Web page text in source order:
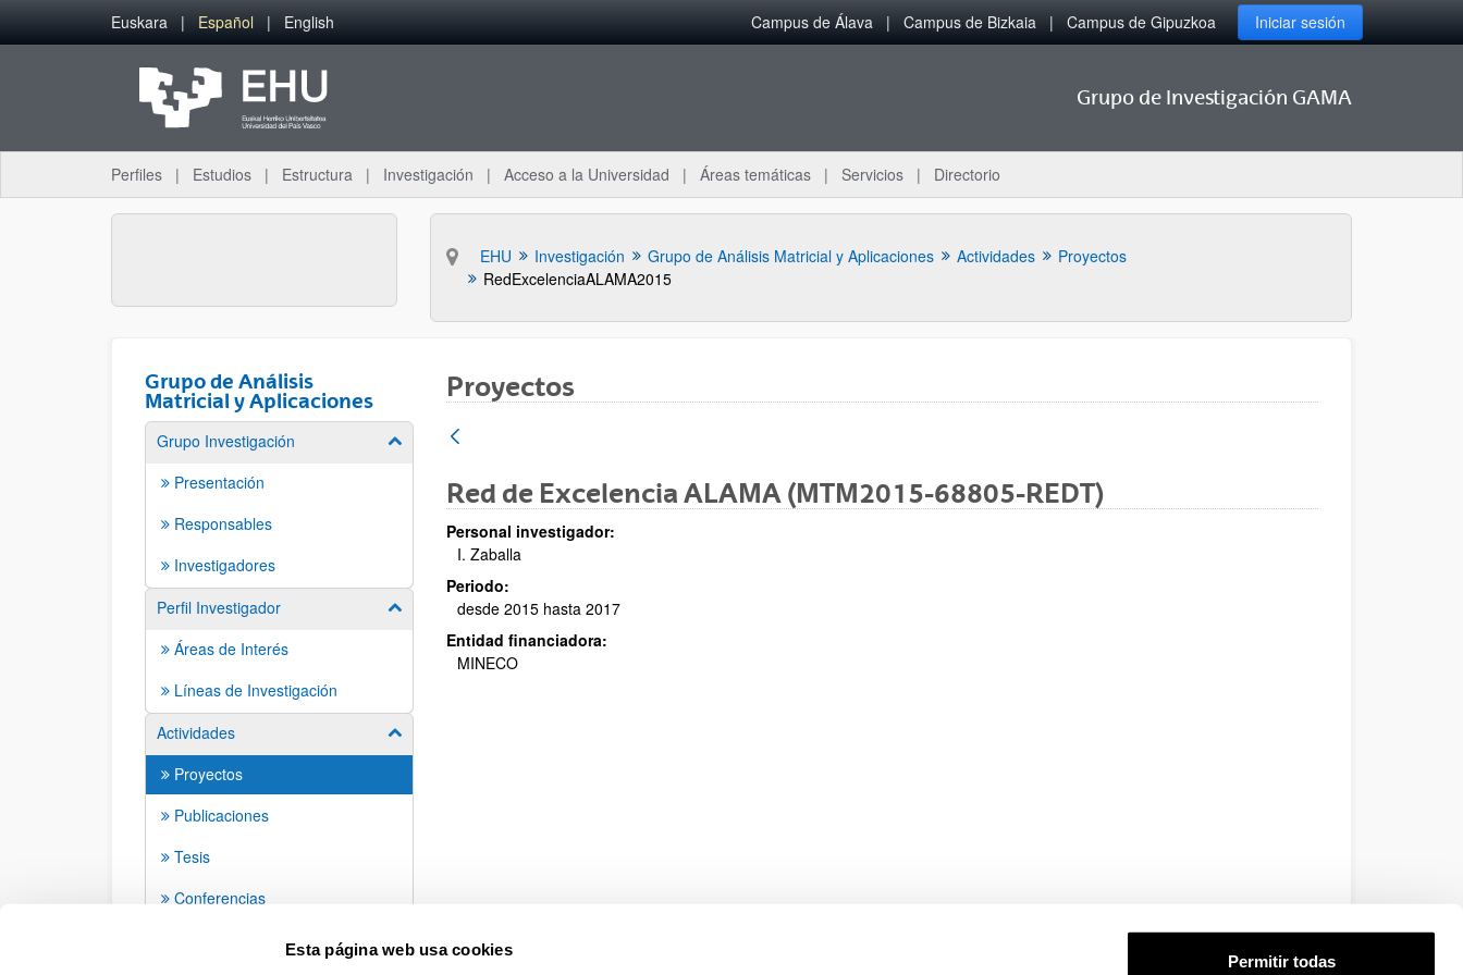
Esta página web usa cookies
Permitir todas
Saltar al contenido principal
Euskara Español English Campus de Álava Campus de Bizkaia Campus de Gipuzkoa Iniciar sesión
Grupo de Investigación GAMA
Perfiles Estudios Estructura Investigación Acceso a la Universidad Áreas temáticas Servicios Directorio
EHU Investigación Grupo de Análisis Matricial y Aplicaciones Actividades
Proyectos
RedExcelenciaALAMA2015
Grupo de Análisis
Matricial y Aplicaciones
Grupo Investigación Mostrar/ocultar subpáginas
Presentación
Responsables
Investigadores
Perfil Investigador
Mostrar/ocultar subpáginas
Áreas de Interés
Líneas de Investigación
Actividades
Mostrar/ocultar subpáginas
Proyectos
Publicaciones
Tesis
Conferencias
Proyectos
Red de Excelencia ALAMA (MTM2015-68805-REDT)
Personal investigador:
I. Zaballa
Periodo:
desde 2015 hasta 2017
Entidad financiadora:
MINECO